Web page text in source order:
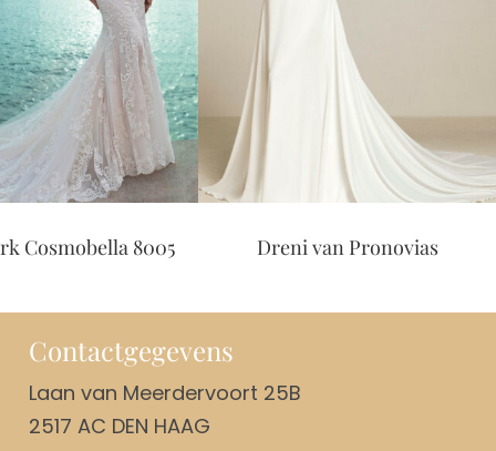
8005 Dreni van Pronovias
Contactgegevens
Laan van Meerdervoort 25B
2517 AC DEN HAAG